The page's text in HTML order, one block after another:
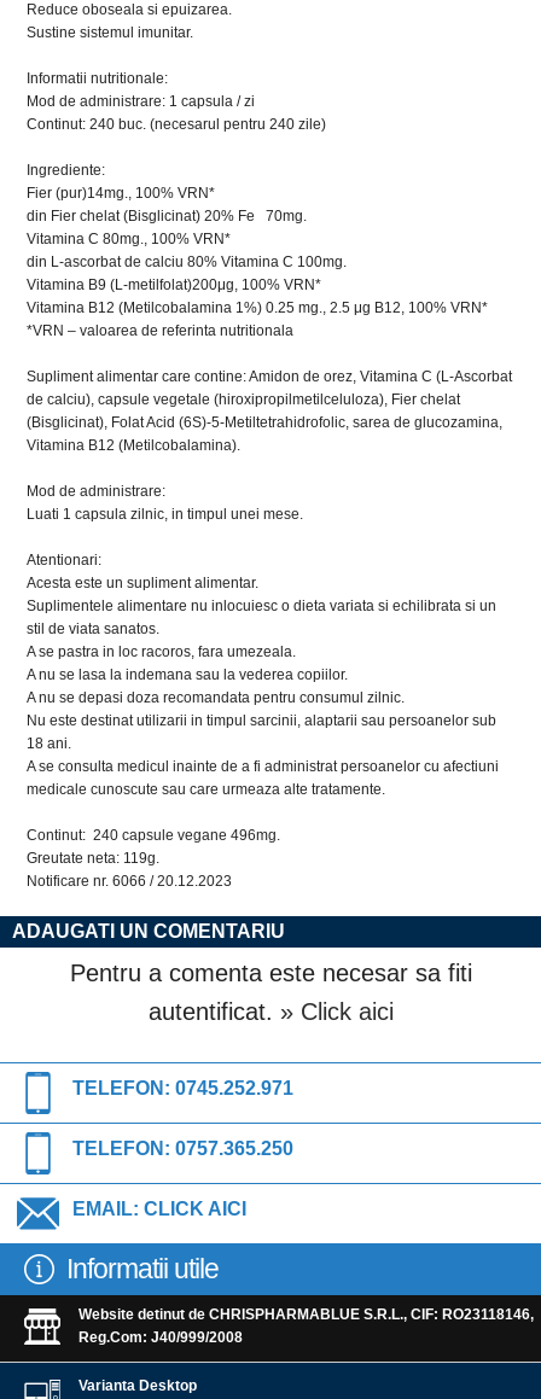
Reduce oboseala si epuizarea.
Sustine sistemul imunitar.
Informatii nutritionale:
Mod de administrare: 1 capsula / zi
Continut: 240 buc. (necesarul pentru 240 zile)
Ingrediente:
Fier (pur)14mg., 100% VRN*
din Fier chelat (Bisglicinat) 20% Fe 70mg.
Vitamina C 80mg., 100% VRN*
din L-ascorbat de calciu 80% Vitamina C 100mg.
Vitamina B9 (L-metilfolat)200μg, 100% VRN*
Vitamina B12 (Metilcobalamina 1%) 0.25 mg., 2.5 μg B12, 100% VRN*
*VRN – valoarea de referinta nutritionala
Supliment alimentar care contine: Amidon de orez, Vitamina C (L-Ascorbat
de calciu), capsule vegetale (hiroxipropilmetilceluloza), Fier chelat
(Bisglicinat), Folat Acid (6S)-5-Metiltetrahidrofolic, sarea de glucozamina,
Vitamina B12 (Metilcobalamina).
Mod de administrare:
Luati 1 capsula zilnic, in timpul unei mese.
Atentionari:
Acesta este un supliment alimentar.
Suplimentele alimentare nu inlocuiesc o dieta variata si echilibrata si un
stil de viata sanatos.
A se pastra in loc racoros, fara umezeala.
A nu se lasa la indemana sau la vederea copiilor.
A nu se depasi doza recomandata pentru consumul zilnic.
Nu este destinat utilizarii in timpul sarcinii, alaptarii sau persoanelor sub
18 ani.
A se consulta medicul inainte de a fi administrat persoanelor cu afectiuni
medicale cunoscute sau care urmeaza alte tratamente.
Continut: 240 capsule vegane 496mg.
Greutate neta: 119g.
Notificare nr. 6066 / 20.12.2023
ADAUGATI UN COMENTARIU
Pentru a comenta este necesar sa fiti
autentificat. » Click aici
TELEFON: 0745.252.971
TELEFON: 0757.365.250
EMAIL: CLICK AICI
Informatii utile
Website detinut de CHRISPHARMABLUE S.R.L., CIF: RO23118146,
Reg.Com: J40/999/2008
Varianta Desktop